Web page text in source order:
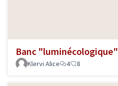
Banc "luminécologique"
Klervi Alice
4 8